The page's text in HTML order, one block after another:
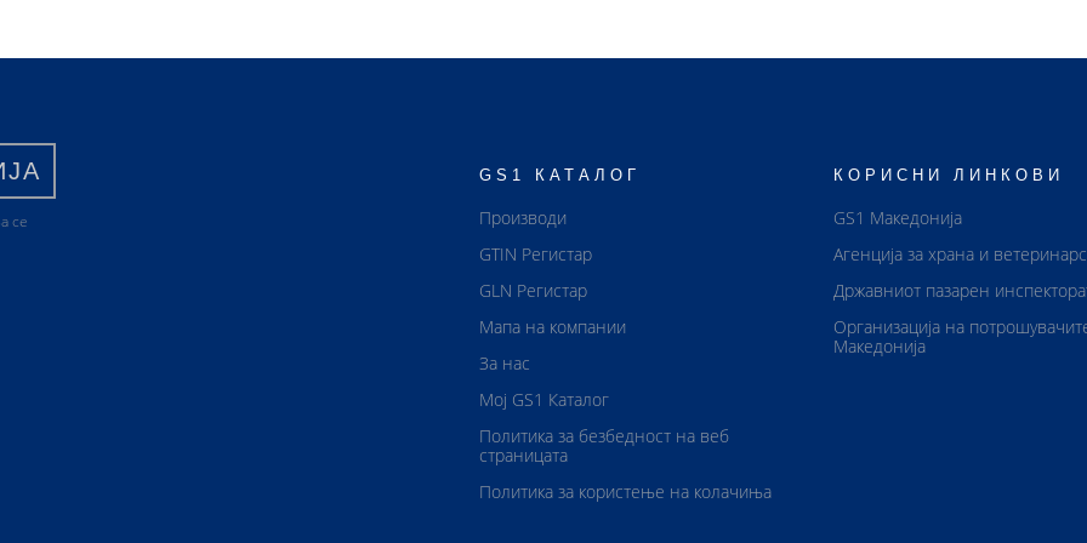
GS1 КАТАЛОГ
Производи
GTIN Регистар
GLN Регистар
Мапа на компании
За нас
Мој GS1 Каталог
Политика за безбедност на веб
страницата
Политика за користење на колачиња
КОРИСНИ ЛИНКОВИ
GS1 Македонија
Агенција за храна и
Државниот пазарен
Организација на
Македонија
се